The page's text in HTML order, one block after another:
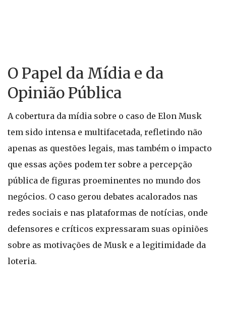
O Papel da Mídia e da
Opinião Pública
A cobertura da mídia sobre o caso de Elon Musk
tem sido intensa e multifacetada, refletindo não
apenas as questões legais, mas também o impacto
que essas ações podem ter sobre a percepção
pública de figuras proeminentes no mundo dos
negócios. O caso gerou debates acalorados nas
redes sociais e nas plataformas de notícias, onde
defensores e críticos expressaram suas opiniões
sobre as motivações de Musk e a legitimidade da
loteria.